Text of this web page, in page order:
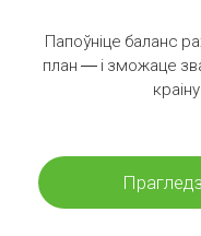
Папоўніце баланс
план — і зможаце